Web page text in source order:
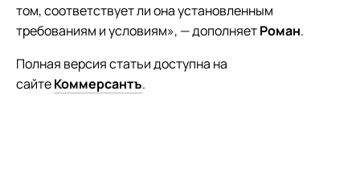
том, соответствует ли она установленным
требованиям и условиям», — дополняетРоман.
Полная версия статьи доступна на
сайтеКоммерсантъ.